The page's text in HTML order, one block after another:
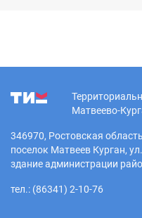
Матвеево-
346970, Ростовская
поселок Матвеев Курган,
здание администрации
тел.: (86341) 2-10-76